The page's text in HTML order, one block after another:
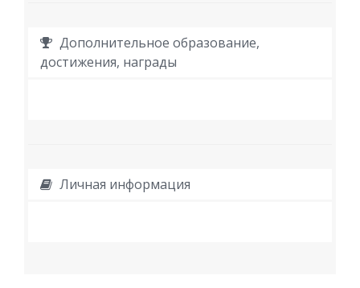
Дополнительное образование,
достижения, награды
Личная информация